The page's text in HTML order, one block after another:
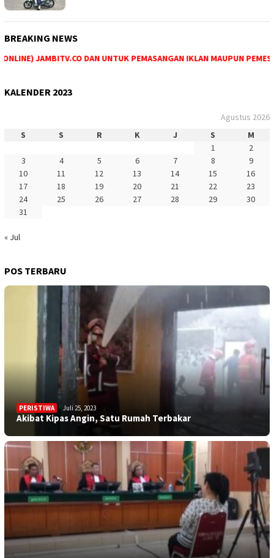
BREAKING NEWS
JAMBITV.CO DAN UNTUK PEMASANGAN IKLAN MAUPUN
KALENDER 2023
Agustus 2026
S
S R K J S
M
1
2
3
4 5 6 7 8
9
10
11 12 13 14 15
16
17
18 19 20 21 22
23
24
25 26 27 28 29
30
31
« Jul
POS TERBARU
PERISTIWA Juli 25, 2023
Akibat Kipas Angin, Satu Rumah Terbakar